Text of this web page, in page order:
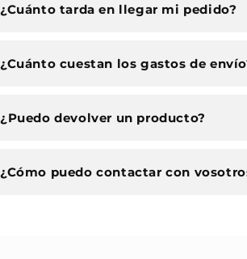
¿Cuánto tarda en llegar mi pedido?
¿Cuánto cuestan los gastos de
¿Puedo devolver un producto?
¿Cómo puedo contactar con